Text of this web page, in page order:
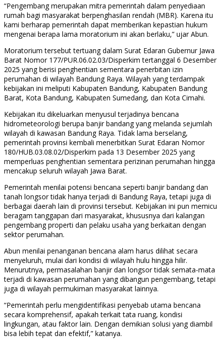
“Pengembang merupakan mitra pemerintah dalam penyediaan
rumah bagi masyarakat berpenghasilan rendah (MBR). Karena itu
kami berharap pemerintah dapat memberikan kepastian hukum
mengenai berapa lama moratorium ini akan berlaku,” ujar Abun.
Moratorium tersebut tertuang dalam Surat Edaran Gubernur Jawa
Barat Nomor 177/PUR.06.02.03/Disperkim tertanggal 6 Desember
2025 yang berisi penghentian sementara penerbitan izin
perumahan di wilayah Bandung Raya. Wilayah yang terdampak
kebijakan ini meliputi Kabupaten Bandung, Kabupaten Bandung
Barat, Kota Bandung, Kabupaten Sumedang, dan Kota Cimahi.
Kebijakan itu dikeluarkan menyusul terjadinya bencana
hidrometeorologi berupa banjir bandang yang melanda sejumlah
wilayah di kawasan Bandung Raya. Tidak lama berselang,
pemerintah provinsi kembali menerbitkan Surat Edaran Nomor
180/HUB.03.08.02/Disperkim pada 13 Desember 2025 yang
memperluas penghentian sementara perizinan perumahan hingga
mencakup seluruh wilayah Jawa Barat.
Pemerintah menilai potensi bencana seperti banjir bandang dan
tanah longsor tidak hanya terjadi di Bandung Raya, tetapi juga di
berbagai daerah lain di provinsi tersebut. Kebijakan ini pun memicu
beragam tanggapan dari masyarakat, khususnya dari kalangan
pengembang properti dan pelaku usaha yang berkaitan dengan
sektor perumahan.
Abun menilai penanganan bencana alam harus dilihat secara
menyeluruh, mulai dari kondisi di wilayah hulu hingga hilir.
Menurutnya, permasalahan banjir dan longsor tidak semata-mata
terjadi di kawasan perumahan yang dibangun pengembang, tetapi
juga di wilayah permukiman masyarakat lainnya.
“Pemerintah perlu mengidentifikasi penyebab utama bencana
secara komprehensif, apakah terkait tata ruang, kondisi
lingkungan, atau faktor lain. Dengan demikian solusi yang diambil
bisa lebih tepat dan efektif,” katanya.